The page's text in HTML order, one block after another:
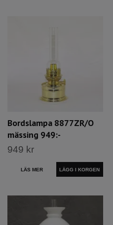
Bordslampa 8877ZR/O
mässing 949:-
949 kr
LÄS MER